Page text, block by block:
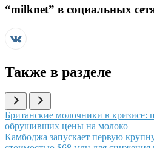
“milknet” в социальных
Также в разделе
Иллюстрация новости
Британские молочники в кризисе:
обрушивших цены на молоко
Иллюстрация новости
Камбоджа запускает первую